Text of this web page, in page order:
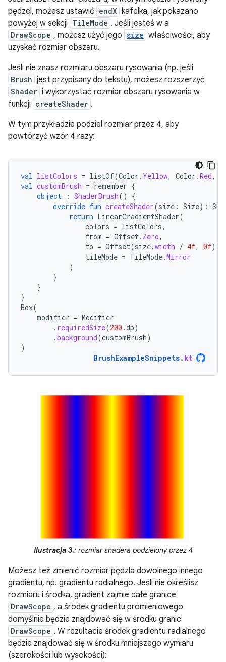
pędzel, możesz ustawić endX kafelka, jak pokazano
powyżej w sekcji TileMode . Jeśli jesteś w a
DrawScope , możesz użyć jego size właściwości, aby
uzyskać rozmiar obszaru.
Jeśli nie znasz rozmiaru obszaru rysowania (np. jeśli
Brush jest przypisany do tekstu), możesz rozszerzyć
Shader i wykorzystać rozmiar obszaru rysowania w
funkcji createShader .
W tym przykładzie podziel rozmiar przez 4, aby
powtórzyć wzór 4 razy:
val listColors = listOf(Color . Yellow, Color .Red,
val customBrush = remember {
object
: ShaderBrush()
{
override fun createShader(size : Size):
return LinearGradientShader(
colors = listColors,
from = Offset. Zero,
to = Offset(size.width / 4f, 0f),
tileMode = TileMode.Mirror
)
}
}
}
Box(
modifier = Modifier
. requiredSize(200.dp)
.background(customBrush)
)
BrushExampleSnippets. kt
Ilustracja 3.: rozmiar shadera podzielony przez 4
Możesz też zmienić rozmiar pędzla dowolnego innego
gradientu, np. gradientu radialnego. Jeśli nie określisz
rozmiaru i środka, gradient zajmie całe granice
DrawScope , a środek gradientu promieniowego
domyślnie będzie znajdować się w środku granic
DrawScope . W rezultacie środek gradientu radialnego
będzie znajdować się w środku mniejszego wymiaru
(szerokości lub wysokości):